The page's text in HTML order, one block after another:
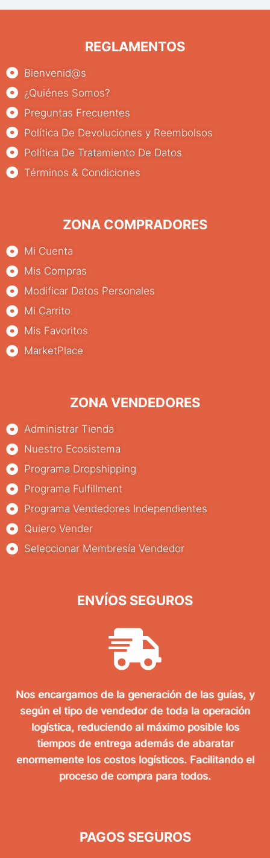
REGLAMENTOS
Bienvenid@s
¿Quiénes Somos?
Preguntas Frecuentes
Política De Devoluciones y Reembolsos
Política De Tratamiento De Datos
Términos & Condiciones
ZONA COMPRADORES
Mi Cuenta
Mis Compras
Modificar Datos Personales
Mi Carrito
Mis Favoritos
MarketPlace
ZONA VENDEDORES
Administrar Tienda
Nuestro Ecosistema
Programa Dropshipping
Programa Fulfillment
Programa Vendedores Independientes
Quiero Vender
Seleccionar Membresía Vendedor
ENVÍOS SEGUROS
Nos encargamos de la generación de las guías, y
según el tipo de vendedor de toda la operación
logística, reduciendo al máximo posible los
tiempos de entrega además de abaratar
enormemente los costos logísticos. Facilitando el
proceso de compra para todos.
PAGOS SEGUROS